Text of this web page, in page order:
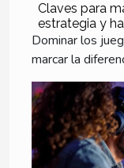
Claves para
estrategia y
Dominar los
marcar la